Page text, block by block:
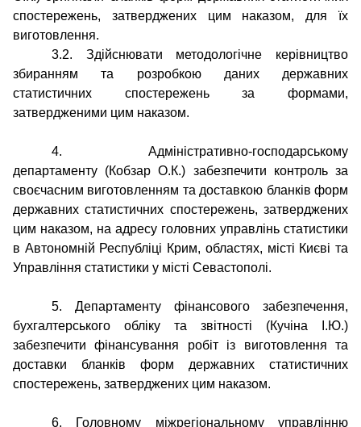
спостережень, затверджених цим наказом, для їх
виготовлення.
3.2. Здійснювати методологічне керівництво
збиранням та розробкою даних державних
статистичних спостережень за формами,
затвердженими цим наказом.
4. Адміністративно-господарському
департаменту (Кобзар О.К.) забезпечити контроль за
своєчасним виготовленням та доставкою бланків форм
державних статистичних спостережень, затверджених
цим наказом, на адресу головних управлінь статистики
в Автономній Республіці Крим, областях, місті Києві та
Управління статистики у місті Севастополі.
5. Департаменту фінансового забезпечення,
бухгалтерського обліку та звітності (Кучіна І.Ю.)
забезпечити фінансування робіт із виготовлення та
доставки бланків форм державних статистичних
спостережень, затверджених цим наказом.
6. Головному міжрегіональному управлінню